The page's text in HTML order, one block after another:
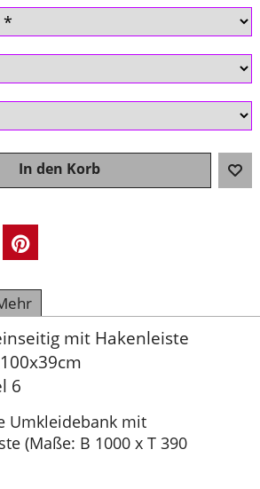
In den Korb
mit Hakenleiste
6
Umkleidebank mit
(Maße: B 1000 x T 390